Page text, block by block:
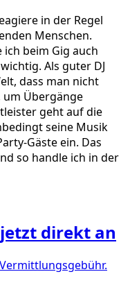
in der Regel
Menschen.
beim Gig auch
Als guter DJ
dass man nicht
Übergänge
geht auf die
seine Musik
Gäste ein. Das
so handle ich in der
jetzt direkt an